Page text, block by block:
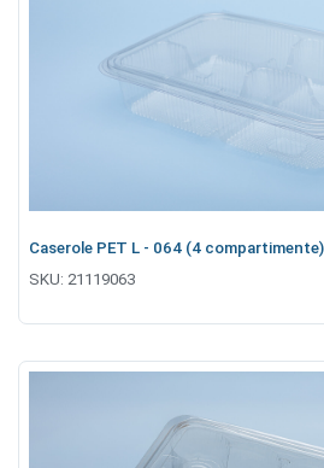
Caserole PET L - 064 (4 compartimente)
SKU: 21119063